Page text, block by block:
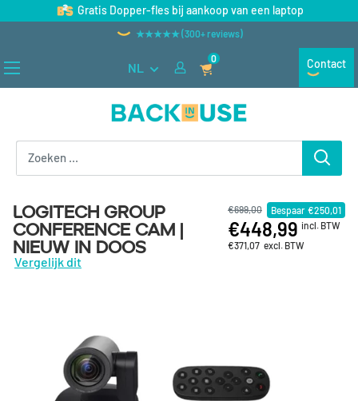
Naar inhoud gaanGratis Dopper-fles bij aankoop van een laptop
2 tot 3 jaar garantie
Back in Use
NL
0 Contact
Logitech Group
Conference Cam |
Nieuw in doos
€699,00 Bespaar €250,01
€448,99 incl. BTW
€371,07 excl. BTW
Vergelijk dit